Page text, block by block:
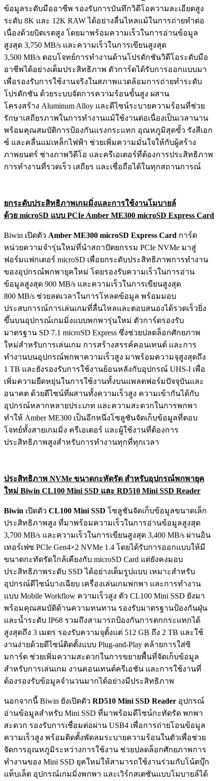
ข้อมูลระดับมืออาชีพ รองรับการบันทึกวิดีโอความละเอียดสูง
ระดับ 8K และ 12K RAW ได้อย่างลื่นไหลแม้ในการถ่ายทำต่อ
เนื่องด้วยบิตเรตสูง โดยมาพร้อมความเร็วในการอ่านข้อมูล
สูงสุด 3,750 MB/s และความเร็วในการเขียนสูงสุด
3,500 MB/s ตอบโจทย์การทำงานด้านโปรดักชันวิดีโอระดับมือ
อาชีพได้อย่างเต็มประสิทธิภาพ ตัวการ์ดได้รับการออกแบบมา
เพื่อรองรับการใช้งานจริงในสภาพแวดล้อมการถ่ายทำระดับ
โปรดักชัน ด้วยระบบจัดการความร้อนขั้นสูง ผสาน
โครงสร้าง Aluminum Alloy และดีไซน์ระบายความร้อนที่ช่วย
รักษาเสถียรภาพในการทำงานแม้ใช้งานต่อเนื่องเป็นเวลานาน
พร้อมคุณสมบัติการป้องกันแรงกระแทก อุณหภูมิสุดขั้ว รังสีเอก
ซ์ และคลื่นแม่เหล็กไฟฟ้า ช่วยเพิ่มความมั่นใจให้กับผู้สร้าง
ภาพยนตร์ ช่างภาพวิดีโอ และครีเอเตอร์ที่ต้องการประสิทธิภาพ
การทำงานที่รวดเร็ว เสถียร และเชื่อถือได้ในทุกสถานการณ์
ยกระดับประสิทธิภาพเกมมิ่งและการใช้งานโมบายล์
ด้วย microSD แบบ PCIe Amber ME300 microSD Express Card
Biwin เปิดตัว Amber ME300 microSD Express Card การ์ด
หน่วยความจำรุ่นใหม่ที่นำสถาปัตยกรรม PCIe NVMe มาสู่
ฟอร์มแฟกเตอร์ microSD เพื่อยกระดับประสิทธิภาพการทำงาน
ของอุปกรณ์พกพายุคใหม่ โดยรองรับความเร็วในการอ่าน
ข้อมูลสูงสุด 900 MB/s และความเร็วในการเขียนสูงสุด
800 MB/s ช่วยลดเวลาในการโหลดข้อมูล พร้อมมอบ
ประสบการณ์การเล่นเกมที่ลื่นไหลและตอบสนองได้รวดเร็วยิ่ง
ขึ้นบนอุปกรณ์เกมมิ่งแบบพกพารุ่นใหม่ ตัวการ์ดรองรับ
มาตรฐาน SD 7.1 microSD Express ซึ่งช่วยปลดล็อกศักยภาพ
ใหม่สำหรับการเล่นเกม การสร้างสรรค์คอนเทนต์ และการ
ทำงานบนอุปกรณ์พกพาความเร็วสูง มาพร้อมความจุสูงสุดถึง
1 TB และยังรองรับการใช้งานย้อนหลังกับอุปกรณ์ UHS-I เพื่อ
เพิ่มความยืดหยุ่นในการใช้งานทั้งบนแพลตฟอร์มปัจจุบันและ
อนาคต ด้วยดีไซน์ที่ผสานทั้งความเร็วสูง ความเข้ากันได้กับ
อุปกรณ์หลากหลายประเภท และความสะดวกในการพกพา
ทำให้ Amber ME300 เป็นอีกหนึ่งโซลูชันจัดเก็บข้อมูลที่ตอบ
โจทย์ทั้งสายเกมมิ่ง ครีเอเตอร์ และผู้ใช้งานที่ต้องการ
ประสิทธิภาพสูงสำหรับการทำงานทุกที่ทุกเวลา
ประสิทธิภาพ NVMe ขนาดกะทัดรัด สำหรับอุปกรณ์พกพายุค
ใหม่ Biwin CL100 Mini SSD และ RD510 Mini SSD Reader
Biwin เปิดตัว CL100 Mini SSD โซลูชันจัดเก็บข้อมูลขนาดเล็ก
ประสิทธิภาพสูง ที่มาพร้อมความเร็วในการอ่านข้อมูลสูงสุด
3,700 MB/s และความเร็วในการเขียนสูงสุด 3,400 MB/s ผ่านอิน
เทอร์เฟซ PCIe Gen4×2 NVMe 1.4 โดยได้รับการออกแบบให้มี
ขนาดกะทัดรัดใกล้เคียงกับ microSD Card แต่ยังคงมอบ
ประสิทธิภาพระดับ SSD ได้อย่างเต็มรูปแบบ เหมาะสำหรับ
อุปกรณ์ดีไซน์บางเฉียบ เครื่องเล่นเกมพกพา และการทำงาน
แบบ Mobile Workflow ความเร็วสูง ตัว CL100 Mini SSD ยังมา
พร้อมคุณสมบัติด้านความทนทาน รองรับมาตรฐานป้องกันฝุ่น
และน้ำระดับ IP68 รวมถึงสามารถป้องกันการตกกระแทกได้
สูงสุดถึง 3 เมตร รองรับความจุตั้งแต่ 512 GB ถึง 2 TB และใช้
งานง่ายด้วยดีไซน์ติดตั้งแบบ Plug-and-Play คล้ายการใส่ซิ
มการ์ด ช่วยเพิ่มความสะดวกในการขยายพื้นที่จัดเก็บข้อมูล
สำหรับการเล่นเกม งานคอนเทนต์ครีเอชัน และการใช้งานที่
ต้องรองรับข้อมูลจำนวนมากได้อย่างมีประสิทธิภาพ
นอกจากนี้ Biwin ยังเปิดตัว RD510 Mini SSD Reader อุปกรณ์
อ่านข้อมูลสำหรับ Mini SSD ที่มาพร้อมดีไซน์กะทัดรัด พกพา
สะดวก รองรับการเชื่อมต่อผ่าน USB4 เพื่อการถ่ายโอนข้อมูล
ความเร็วสูง พร้อมติดตั้งพัดลมระบายความร้อนในตัวเพื่อช่วย
จัดการอุณหภูมิระหว่างการใช้งาน ช่วยปลดล็อกศักยภาพการ
ทำงานของ Mini SSD ยุคใหม่ให้สามารถใช้งานร่วมกับโน้ตบุ๊ก
แท็บเล็ต อุปกรณ์เกมมิ่งพกพา และเวิร์กสเตชันแบบโมบายล์ได้